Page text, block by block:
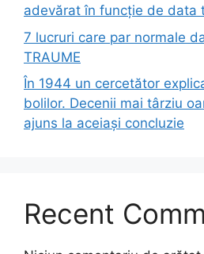
adevărat în funcție de data
7 lucruri care par normale
TRAUME
În 1944 un cercetător
bolilor. Decenii mai târziu
ajuns la aceiași concluzie
Recent